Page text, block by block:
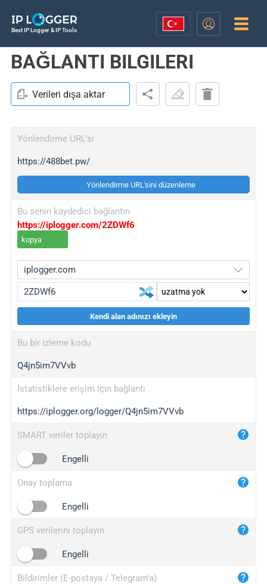
Best IP Logger & IP Tools
BAĞLANTI BILGILERI
Verileri dışa aktar
Yönlendirme URL'si
https://488bet.pw/
Yönlendirme URL'sini düzenleme
Bu senin kaydedici bağlantın
https://iplogger.com/2ZDWf6
kopya
wl.gl
ed.tc
bc.ax
iplogger.com
maper.info
2no.co
yip.su
iplogger.info
Kendi alan adınızı ekleyin
Bu bir izleme kodu
Q4jn5im7VVvb
İstatistiklere erişim için bağlantı
https://iplogger.org/logger/Q4jn5im7VVvb
SMART veriler toplayın
Engelli
Onay toplama
Engelli
GPS verilerini toplayın
Engelli
Bildirimler (E-postaya / Telegram'a)